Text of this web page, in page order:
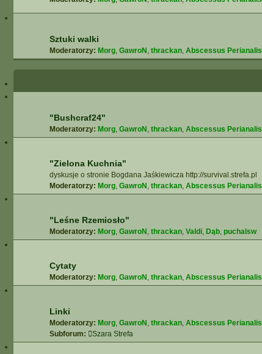
Sztuki walki
Moderatorzy: Morg, GawroN , thrackan, Abscessus Perianalis
"Bushcraf24"
Moderatorzy: Morg, GawroN , thrackan, Abscessus Perianalis
"Zielona Kuchnia"
dyskusje o stronie Bogdana Jaśkiewicza http://survival.strefa.pl
Moderatorzy: Morg, GawroN , thrackan, Abscessus Perianalis
"Leśne Rzemiosło"
Moderatorzy: Morg, GawroN , thrackan, Valdi, Dąb, puchalsw
Cytaty
Moderatorzy: Morg, GawroN , thrackan, Abscessus Perianalis
Linki
Moderatorzy: Morg, GawroN , thrackan, Abscessus Perianalis
Subforum:
Szara Strefa